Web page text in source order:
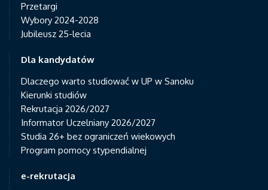
Przetargi
Wybory 2024-2028
Jubileusz 25-lecia
Dla kandydatów
Dlaczego warto studiować w UP w Sanoku
Kierunki studiów
Rekrutacja 2026/2027
Informator Uczelniany 2026/2027
Studia 26+ bez ograniczeń wiekowych
Program pomocy stypendialnej
e-rekrutacja